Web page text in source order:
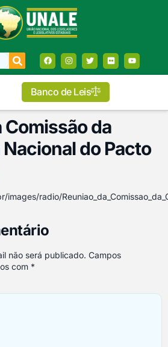
Banco de Leis
Comissão da
do Pacto
radio/
não será publicado. Campos
com *